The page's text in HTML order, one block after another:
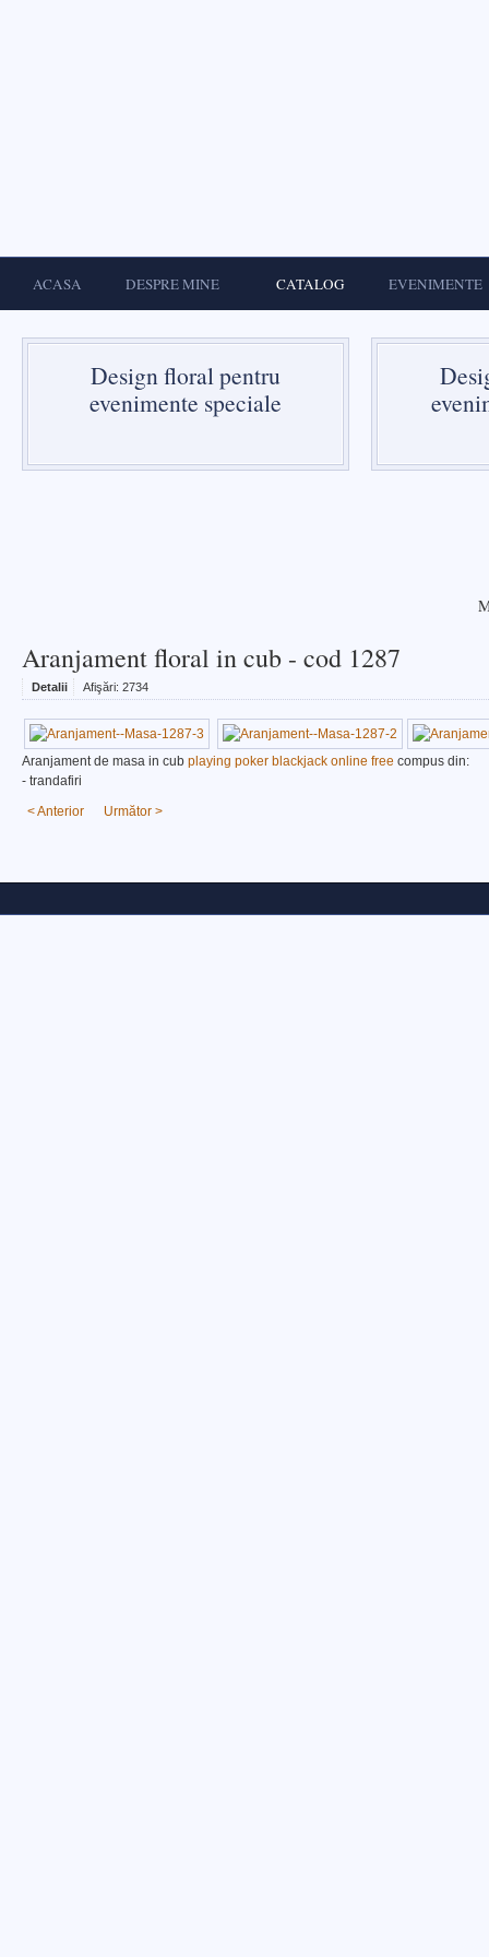
ACASA DESPRE MINE CATALOG EVENIMENTE
Design floral pentru
evenimente speciale
Aranjament floral in cub - cod 1287
Detalii Afişări: 2734
Aranjament de masa in cub playing poker blackjack online free compus din:
- trandafiri
< Anterior
Următor >